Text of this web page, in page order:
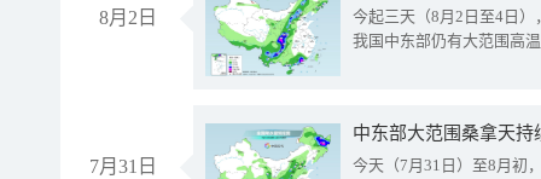
8月2日
今起三天（8月2日至4日
我国中东部仍有大范围高
7月31日
中东部大范围桑拿天
今天（7月31日）至8月初